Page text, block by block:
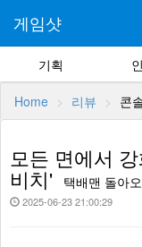
게임샷
기획
Home 리뷰 콘
모든 면에서
비치' 택배맨 돌아
2025-06-23 21:00:29